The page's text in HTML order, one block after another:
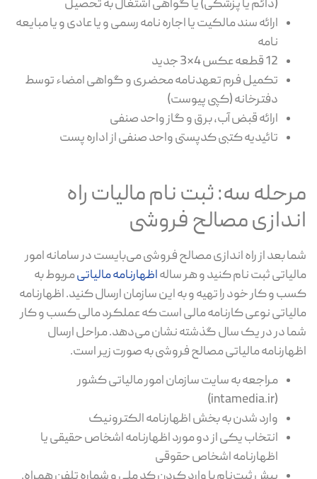
(دائم یا پزشکی) یا گواهی اشتغال به تحصیل
ارائه سند مالکیت یا اجاره نامه رسمی و یا عادی و یا مبایعه
نامه
12 قطعه عکس 4×3 جدید
تکمیل فرم تعهدنامه محضری و گواهی امضاء توسط
دفترخانه (کپی پیوست)
ارائه قبض آب، برق و گاز واحد صنفی
تائیدیه کتبی کدپستی واحد صنفی از اداره پست
مرحله سه: ثبت نام مالیات راه
اندازی مصالح فروشی
شما بعد از راه اندازی مصالح فروشی می‌بایست در سامانه امور
مالیاتی ثبت نام کنید و هر سالهاظهارنامه مالیاتیمربوط به
کسب و کار خود را تهیه و به این سازمان ارسال کنید. اظهارنامه
مالیاتی نوعی کارنامه مالی است که عملکرد مالی کسب و کار
شما در در یک سال گذشته نشان می‌دهد. مراحل ارسال
اظهارنامه مالیاتی مصالح فروشی به صورت زیر است.
مراجعه به سایت سازمان امور مالیاتی کشور
(intamedia.ir)
وارد شدن به بخش اظهارنامه الکترونیک
انتخاب یکی از دو مورد اظهارنامه اشخاص حقیقی یا
اظهارنامه اشخاص حقوقی